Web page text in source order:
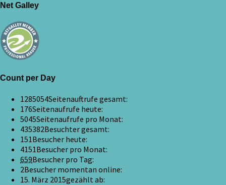
Net Galley
Count per Day
1285054Seitenauftrufe gesamt:
176Seitenaufrufe heute:
5045Seitenaufrufe pro Monat:
435382Besuchter gesamt:
151Besucher heute:
4151Besucher pro Monat:
659Besucher pro Tag:
2Besucher momentan online:
15. März 2015gezählt ab: